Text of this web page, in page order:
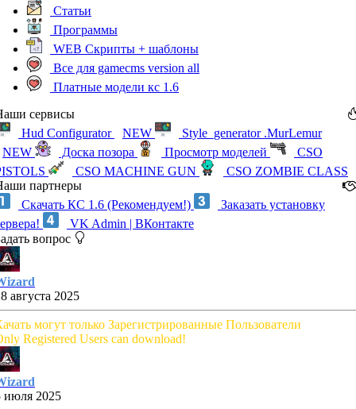
Статьи
Программы
WEB Скрипты + шаблоны
Все для gamecms version all
Платные модели кс 1.6
сервисы
Hud Configurator
NEW
Style_generator .MurLemur
NEW
Доска позора Просмотр моделей
CSO
CSO MACHINE GUN
CSO ZOMBIE CLASS
партнеры
Скачать КС 1.6 (Рекомендуем!)
Заказать установку
VK Admin | ВКонтакте
вопрос
августа 2025
могут только Зарегистрированные Пользователи
Registered Users can download!
июля 2025